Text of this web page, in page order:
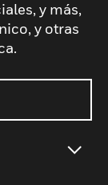
y más,
y otras